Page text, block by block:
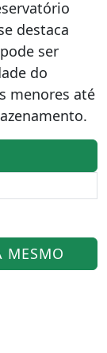
destaca
ser
do
menores até
MESMO